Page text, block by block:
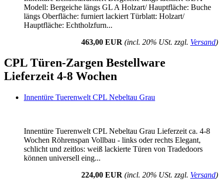
Modell: Bergeiche längs GL A Holzart/ Hauptfläche: Buche
längs Oberfläche: furniert lackiert Türblatt: Holzart/
Hauptfläche: Echtholzfurn...
463,00 EUR (incl. 20% USt. zzgl. Versand)
CPL Türen-Zargen Bestellware
Lieferzeit 4-8 Wochen
Innentüre Tuerenwelt CPL Nebeltau Grau
Innentüre Tuerenwelt CPL Nebeltau Grau Lieferzeit ca. 4-8
Wochen Röhrenspan Vollbau - links oder rechts Elegant,
schlicht und zeitlos: weiß lackierte Türen von Tradedoors
können universell eing...
224,00 EUR (incl. 20% USt. zzgl. Versand)